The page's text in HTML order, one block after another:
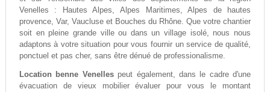
Venelles : Hautes Alpes, Alpes Maritimes, Alpes de hautes
provence, Var, Vaucluse et Bouches du Rhône. Que votre chantier
soit en pleine grande ville ou dans un village isolé, nous nous
adaptons à votre situation pour vous fournir un service de qualité,
ponctuel et pas cher, sans être dénué de professionalisme.
Location benne Venellespeut également, dans le cadre d'une
évacuation de vieux mobilier évaluer pour vous le montant